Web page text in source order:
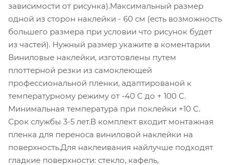
зависимости от рисунка).Максимальный размер
одной из сторон наклейки - 60 см (есть возможность
большего размера при условии что рисунок будет
из частей). Нужный размер укажите в коментарии
Виниловые наклейки, изготовлены путем
плоттерной резки из самоклеющей
профессиональной пленки, адаптированой к
температурному режиму от -40 С до + 100 С.
Минимальная температура при поклейки +10 С.
Срок службы 3-5 лет.В комплект входит монтажная
пленка для переноса виниловой наклейки на
поверхность.Для наклеивания найлучше подходят
гладкие поверхности: стекло, кафель,